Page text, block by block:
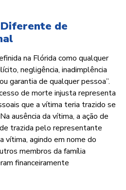
de
na Flórida como qualquer
negligência, inadimplência
garantia de qualquer pessoa”.
de morte injusta representa
que a vítima teria trazido se
ausência da vítima, a ação de
trazida pelo representante
vítima, agindo em nome do
membros da família
financeiramente